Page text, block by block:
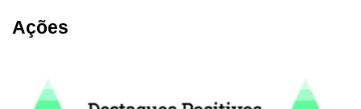
Ações